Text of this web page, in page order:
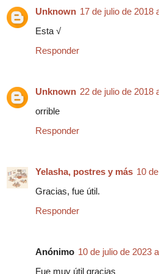
Unknown 17 de julio de 2018
Esta √
Responder
Unknown 22 de julio de 2018
orrible
Responder
Yelasha, postres y más 10
Gracias, fue útil.
Responder
Anónimo 10 de julio de 2023
Fue muy útil gracias